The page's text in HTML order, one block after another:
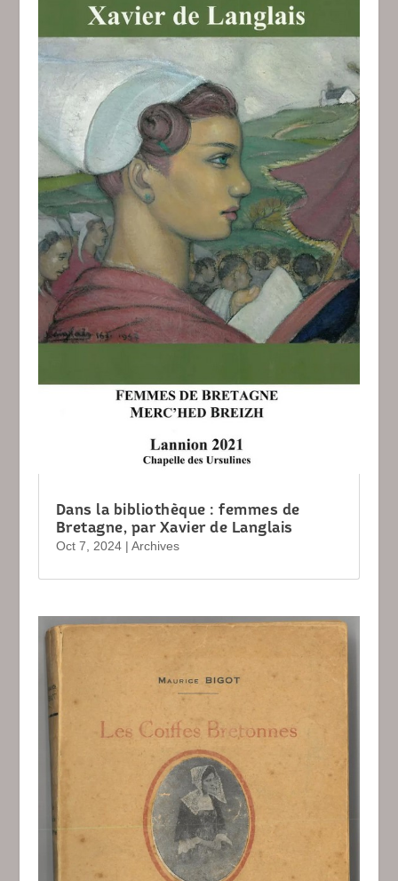
Dans la bibliothèque : femmes de
Bretagne, par Xavier de Langlais
Oct 7, 2024| Archives